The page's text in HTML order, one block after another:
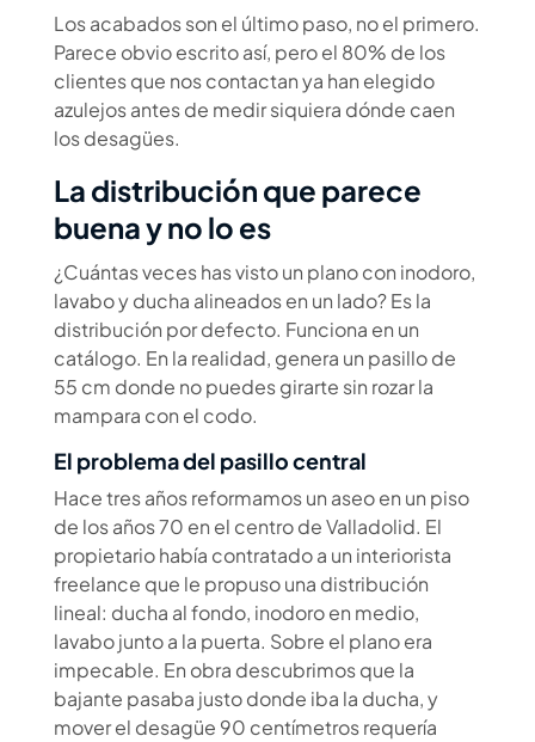
Los acabados son el último paso, no el primero.
Parece obvio escrito así, pero el 80% de los
clientes que nos contactan ya han elegido
azulejos antes de medir siquiera dónde caen
los desagües.
La distribución que parece
buena y no lo es
¿Cuántas veces has visto un plano con inodoro,
lavabo y ducha alineados en un lado? Es la
distribución por defecto. Funciona en un
catálogo. En la realidad, genera un pasillo de
55 cm donde no puedes girarte sin rozar la
mampara con el codo.
El problema del pasillo central
Hace tres años reformamos un aseo en un piso
de los años 70 en el centro de Valladolid. El
propietario había contratado a un interiorista
freelance que le propuso una distribución
lineal: ducha al fondo, inodoro en medio,
lavabo junto a la puerta. Sobre el plano era
impecable. En obra descubrimos que la
bajante pasaba justo donde iba la ducha, y
mover el desagüe 90 centímetros requería